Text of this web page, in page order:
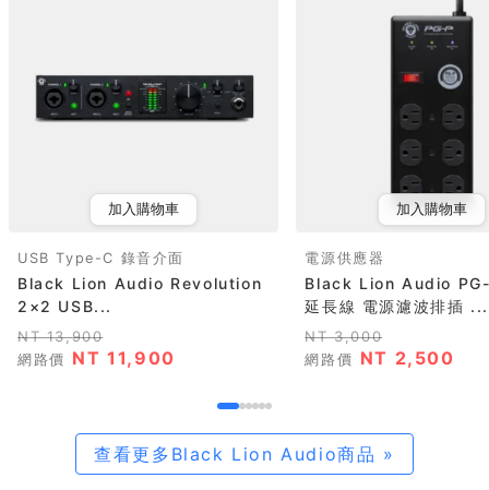
加入購物車
USB Type-C 錄音介面
Black Lion Audio Revolution
2×2 USB...
NT 13,900
網路價 NT 11,900
加入購物車
電源供應器
Black Lion Audio
延長線 電源濾波排插 ...
NT 3,000
網路價 NT 2,500
查看更多Black Lion Audio商品 »